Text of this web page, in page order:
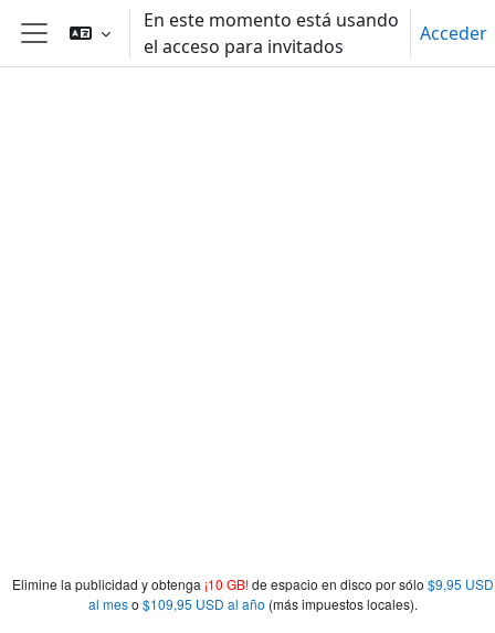
Salta al contenido principal
Elimine la publicidad y obtenga ¡10 GB!de espacio en disco por sólo $9,95 USD
al meso $109,95 USD al año (más impuestos locales).
Panel lateral
En este momento está usando
el acceso para invitados
Acceder